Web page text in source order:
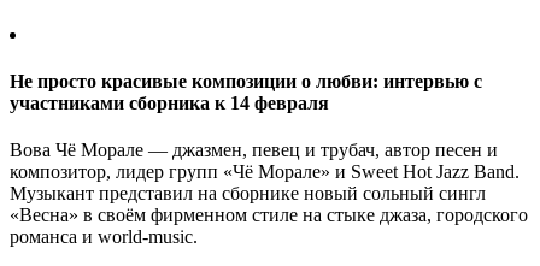
Не просто красивые композиции о любви: интервью с
участниками сборника к 14 февраля
Вова Чё Морале — джазмен, певец и трубач, автор песен и
композитор, лидер групп «Чё Морале» и Sweet Hot Jazz Band.
Музыкант представил на сборнике новый сольный сингл
«Весна» в своём фирменном стиле на стыке джаза, городского
романса и world-music.